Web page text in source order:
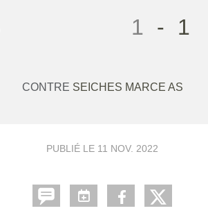
1 - 1
CONTRE SEICHES MARCE AS
PUBLIÉ LE 11 NOV. 2022